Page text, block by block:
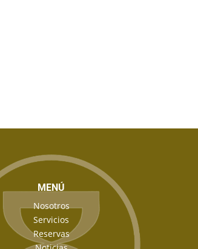
MENÚ
Nosotros
Servicios
Reservas